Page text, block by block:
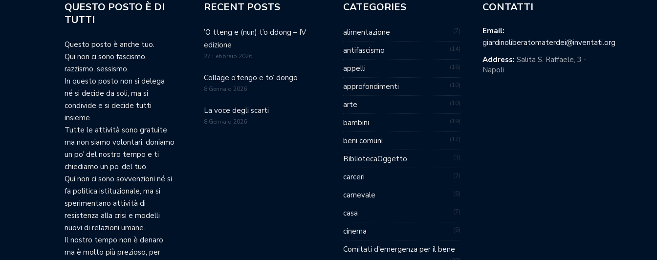
QUESTO POSTO È DI
TUTTI
Questo posto è anche tuo.
Qui non ci sono fascismo,
razzismo, sessismo.
In questo posto non si delega
né si decide da soli, ma si
condivide e si decide tutti
insieme.
Tutte le attività sono gratuite
ma non siamo volontari, doniamo
un po’ del nostro tempo e ti
chiediamo un po’ del tuo.
Qui non ci sono sovvenzioni né si
fa politica istituzionale, ma si
sperimentano attività di
resistenza alla crisi e modelli
nuovi di relazioni umane.
Il nostro tempo non è denaro
ma è molto più prezioso, per
RECENT POSTS
’O tteng e (nun) t’o ddong – IV
edizione
27 Febbraio 2026
Collage o’tengo e to’ dongo
8 Gennaio 2026
La voce degli scarti
8 Gennaio 2026
CATEGORIES
alimentazione 7
antifascismo 14
appelli 16
approfondimenti 10
arte 10
bambini 19
beni comuni 17
BibliotecaOggetto 3
carceri 2
carnevale 6
casa 7
cinema 6
Comitati d'emergenza per il bene
CONTATTI
Email:
giardinoliberatomaterdei@inventati.org
Address: Salita S. Raffaele, 3 -
Napoli